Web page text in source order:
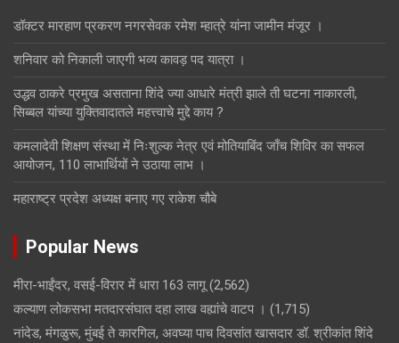
डॉक्टर मारहाण प्रकरण नगरसेवक रमेश म्हात्रे यांना जामीन मंजूर ।
शनिवार को निकाली जाएगी भव्य कावड़ पद यात्रा ।
उद्धव ठाकरे प्रमुख असताना शिंदे ज्या आधारे मंत्री झाले ती घटना नाकारली,
सिब्बल यांच्या युक्तिवादातले महत्त्वाचे मुद्दे काय ?
कमलादेवी शिक्षण संस्था में निःशुल्क नेत्र एवं मोतियाबिंद जाँच शिविर का सफल
आयोजन, 110 लाभार्थियों ने उठाया लाभ ।
महाराष्ट्र प्रदेश अध्यक्ष बनाए गए राकेश चौबे
Popular News
मीरा-भाईंदर, वसई-विरार में धारा 163 लागू (2,562)
कल्याण लोकसभा मतदारसंघात दहा लाख वह्यांचे वाटप । (1,715)
नांदेड, मंगळुरू, मुंबई ते कारगिल, अवघ्या पाच दिवसांत खासदार डॉ. श्रीकांत शिंदे